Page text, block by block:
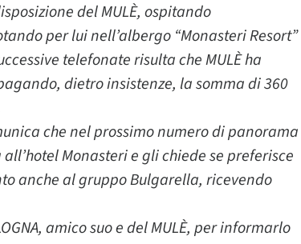
del MULÈ, ospitando
per lui nell’albergo “Monasteri Resort”
telefonate risulta che MULÈ ha
dietro insistenze, la somma di 360
che nel prossimo numero di panorama
Monasteri e gli chiede se preferisce
anche al gruppo Bulgarella, ricevendo
amico suo e del MULÈ, per informarlo